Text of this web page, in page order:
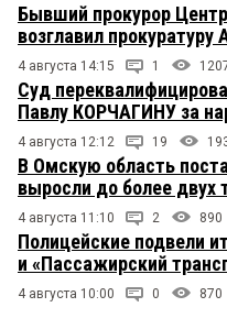
Бывший прокурор
возглавил прокуратуру
4 августа 14:15 1
Суд
Павлу КОРЧАГИНУ за
4 августа 12:12 19
В Омскую область
выросли до более двух
4 августа 11:10 2 890
Полицейские подвели
и «Пассажирский
4 августа 10:00 0 870